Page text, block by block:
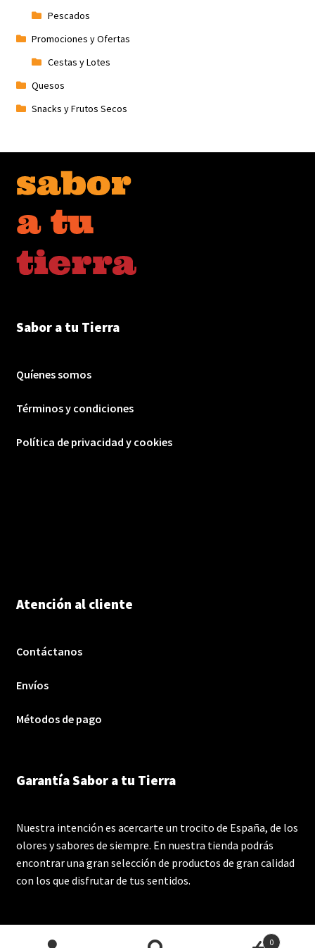
Pescados
Promociones y Ofertas
Cestas y Lotes
Quesos
Snacks y Frutos Secos
Sabor a tu Tierra
Quíenes somos
Términos y condiciones
Política de privacidad y cookies
Atención al cliente
Contáctanos
Envíos
Métodos de pago
Garantía Sabor a tu Tierra
Nuestra intención es acercarte un trocito de España, de los
olores y sabores de siempre. En nuestra tienda podrás
encontrar una gran selección de productos de gran calidad
con los que disfrutar de tus sentidos.
0